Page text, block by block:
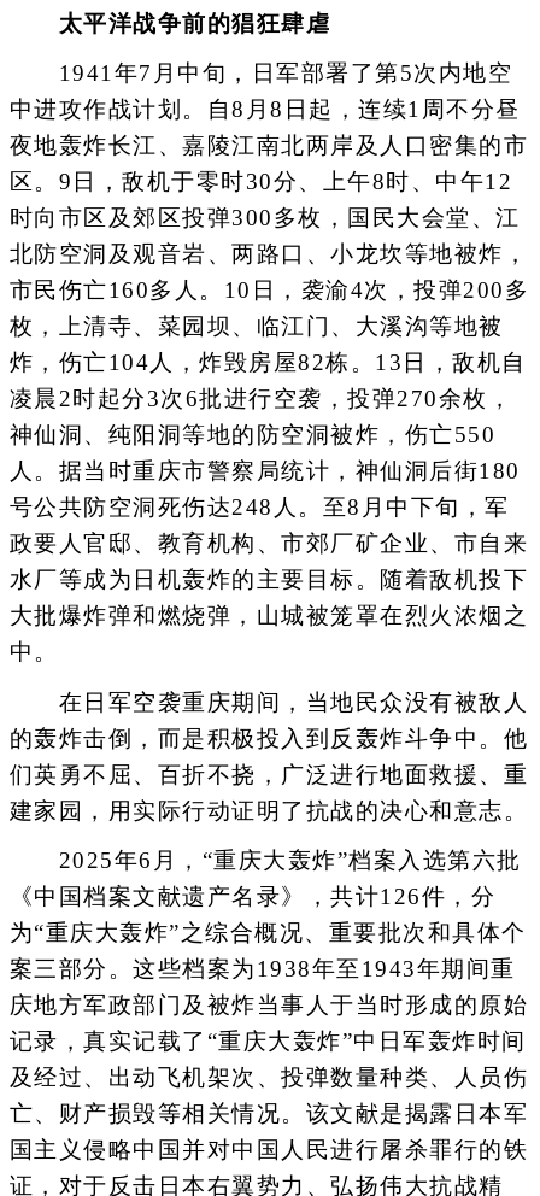
太平洋战争前的猖狂肆虐
1941年7月中旬，日军部署了第5次内地空
中进攻作战计划。自8月8日起，连续1周不分昼
夜地轰炸长江、嘉陵江南北两岸及人口密集的市
区。9日，敌机于零时30分、上午8时、中午12
时向市区及郊区投弹300多枚，国民大会堂、江
北防空洞及观音岩、两路口、小龙坎等地被炸，
市民伤亡160多人。10日，袭渝4次，投弹200多
枚，上清寺、菜园坝、临江门、大溪沟等地被
炸，伤亡104人，炸毁房屋82栋。13日，敌机自
凌晨2时起分3次6批进行空袭，投弹270余枚，
神仙洞、纯阳洞等地的防空洞被炸，伤亡550
人。据当时重庆市警察局统计，神仙洞后街180
号公共防空洞死伤达248人。至8月中下旬，军
政要人官邸、教育机构、市郊厂矿企业、市自来
水厂等成为日机轰炸的主要目标。随着敌机投下
大批爆炸弹和燃烧弹，山城被笼罩在烈火浓烟之
中。
在日军空袭重庆期间，当地民众没有被敌人
的轰炸击倒，而是积极投入到反轰炸斗争中。他
们英勇不屈、百折不挠，广泛进行地面救援、重
建家园，用实际行动证明了抗战的决心和意志。
2025年6月，“重庆大轰炸”档案入选第六批
《中国档案文献遗产名录》，共计126件，分
为“重庆大轰炸”之综合概况、重要批次和具体个
案三部分。这些档案为1938年至1943年期间重
庆地方军政部门及被炸当事人于当时形成的原始
记录，真实记载了“重庆大轰炸”中日军轰炸时间
及经过、出动飞机架次、投弹数量种类、人员伤
亡、财产损毁等相关情况。该文献是揭露日本军
国主义侵略中国并对中国人民进行屠杀罪行的铁
证，对于反击日本右翼势力、弘扬伟大抗战精